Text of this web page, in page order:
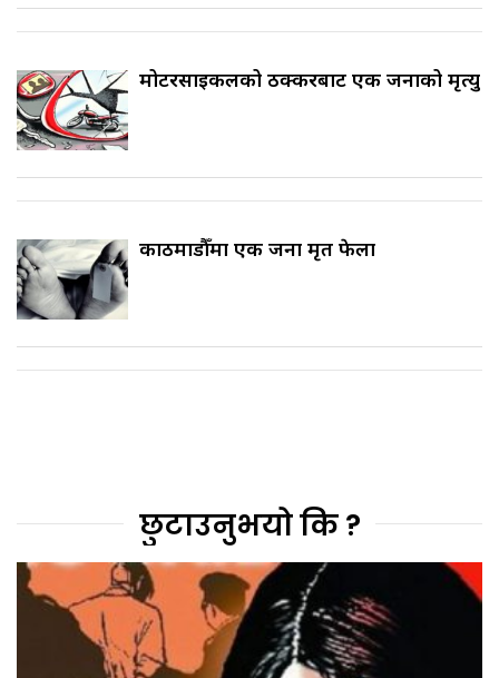
मोटरसाइकलको ठक्करबाट एक जनाको मृत्यु
काठमाडौँमा एक जना मृत फेला
छुटाउनुभयो कि ?